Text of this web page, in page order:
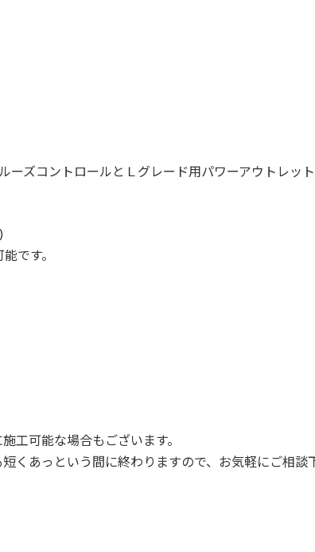
ーズコントロールとＬグレード用パワーアウトレット
です。
工可能な場合もございます。
くあっという間に終わりますので、お気軽にご相談